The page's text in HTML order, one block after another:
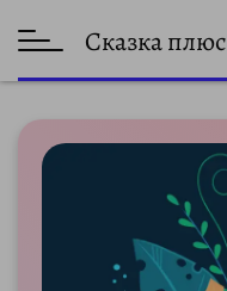
Сказка плюс